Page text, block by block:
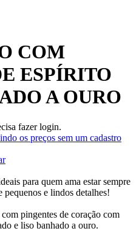
COM
ESPÍRITO
A OURO
fazer login.
os preços sem um cadastro
para quem ama estar sempre
pequenos e lindos detalhes!
pingentes de coração com
e liso banhado a ouro.